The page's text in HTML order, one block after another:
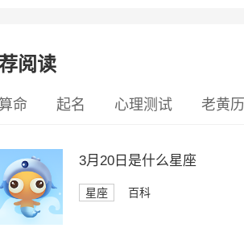
阅读
算命 起名 心理测试 老黄历
3月20日是什么星座
星座 百科